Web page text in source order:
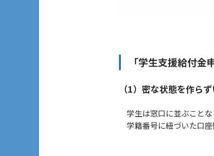
「学生支援給付金
（1）密な状態を作ら
学生は窓口に並ぶことな
学籍番号に紐づいた口座